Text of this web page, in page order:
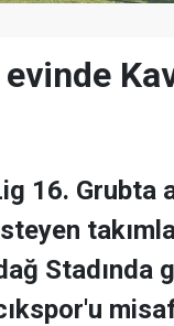
16. Grubta
Stadında